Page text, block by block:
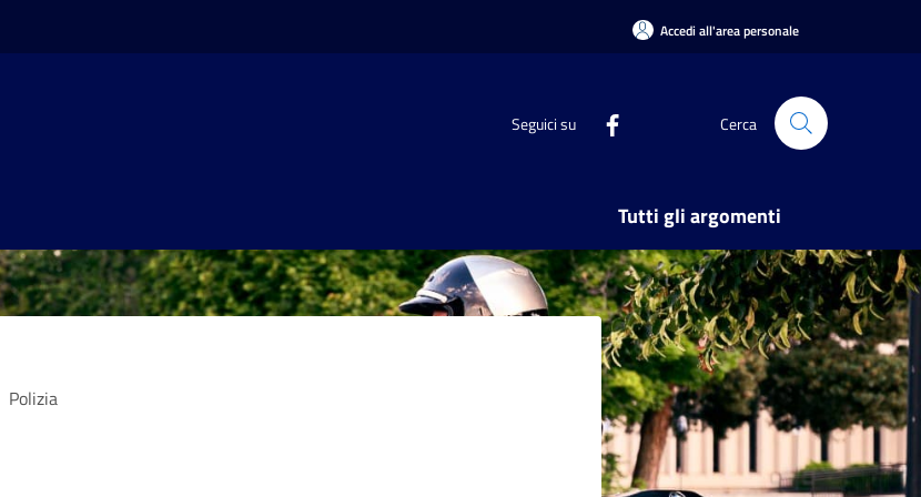
Accedi all'area personale
Seguici su Cerca
Tutti gli argomenti
Polizia